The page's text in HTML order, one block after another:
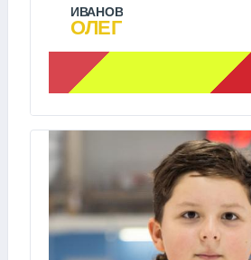
ИВАНОВ
ОЛЕГ